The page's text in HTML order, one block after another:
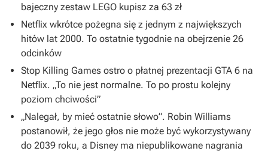
bajeczny zestaw LEGO kupisz za 63 zł
Netflix wkrótce pożegna się z jednym z największych
hitów lat 2000. To ostatnie tygodnie na obejrzenie 26
odcinków
Stop Killing Games ostro o płatnej prezentacji GTA 6 na
Netflix. „To nie jest normalne. To po prostu kolejny
poziom chciwości”
„Nalegał, by mieć ostatnie słowo”. Robin Williams
postanowił, że jego głos nie może być wykorzystywany
do 2039 roku, a Disney ma niepublikowane nagrania